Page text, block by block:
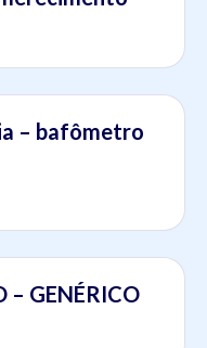
– bafômetro
– GENÉRICO